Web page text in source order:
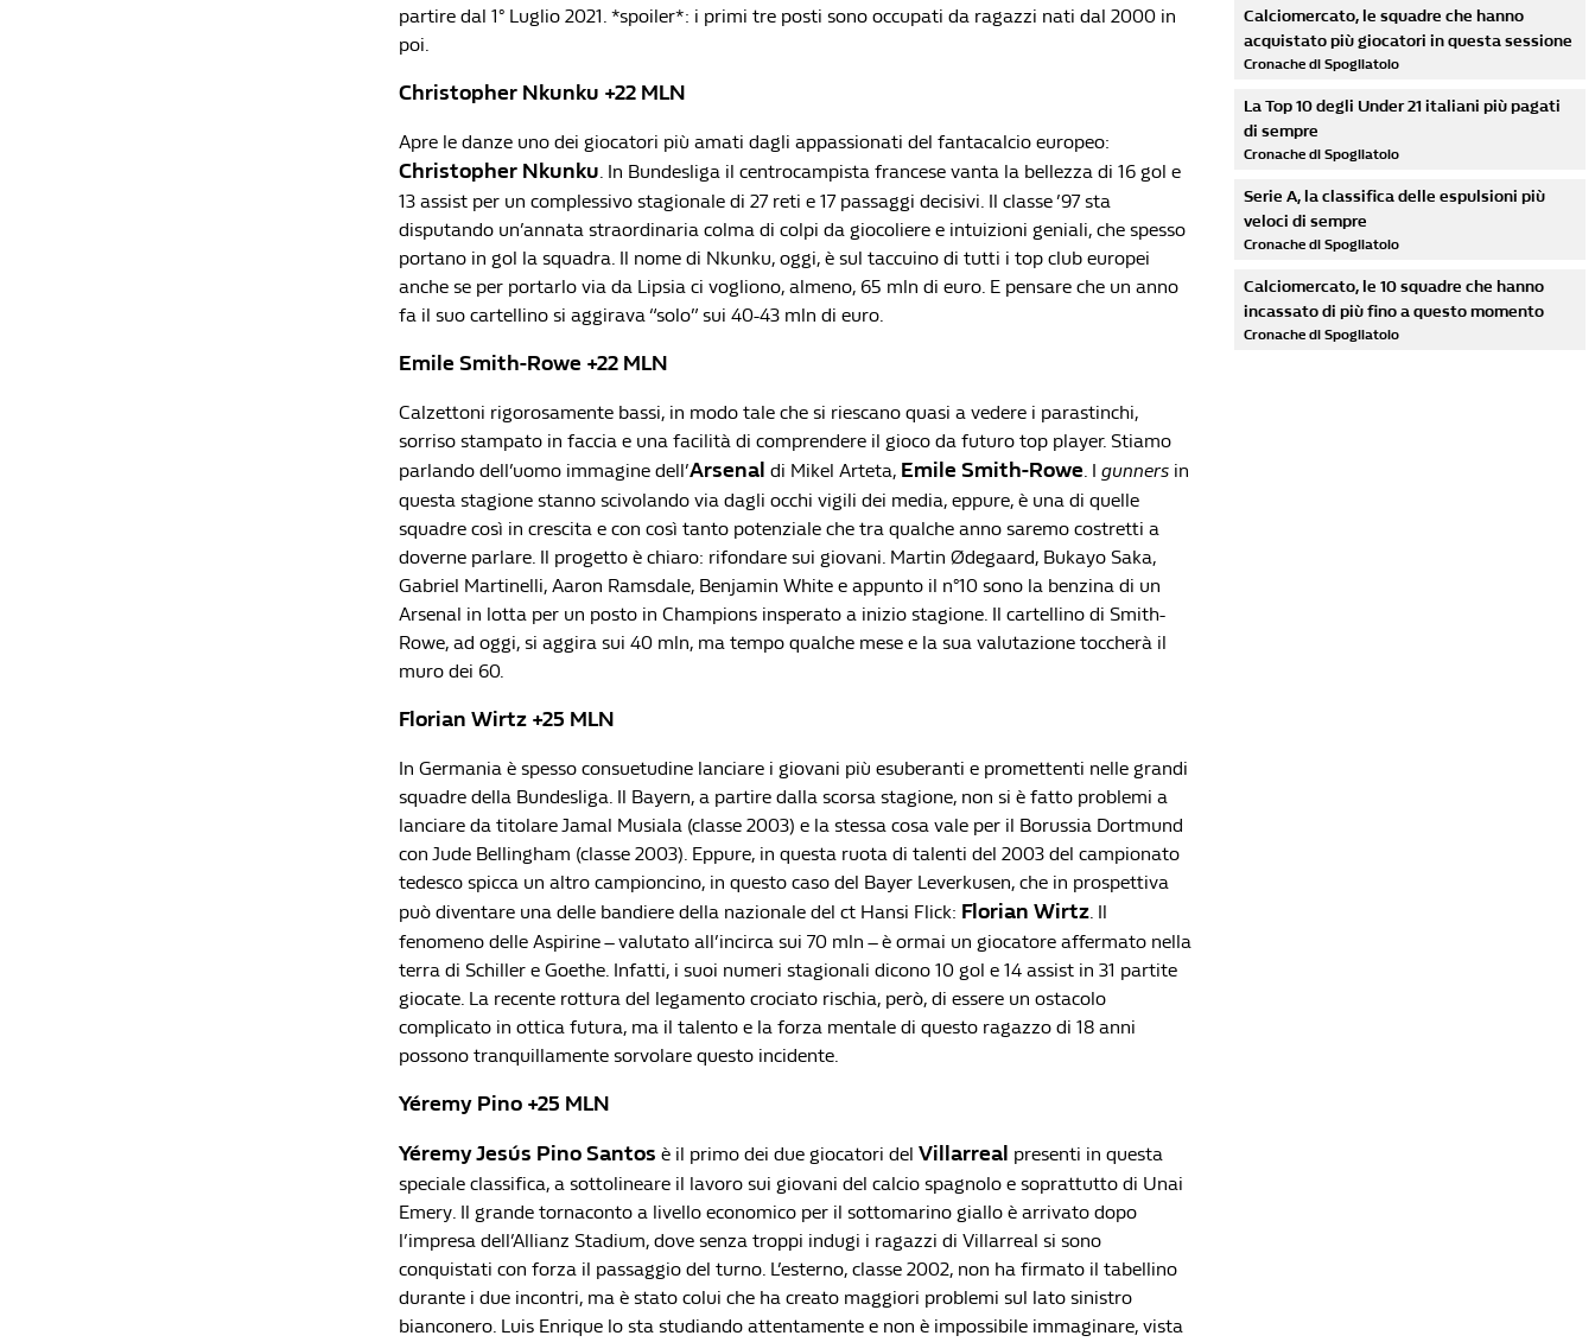
partire dal 1° Luglio 2021. *spoiler*: i primi tre posti sono occupati da ragazzi nati dal 2000 in
poi.
Christopher Nkunku +22 MLN
Apre le danze uno dei giocatori più amati dagli appassionati del fantacalcio europeo:
Christopher Nkunku. In Bundesliga il centrocampista francese vanta la bellezza di 16 gol e
13 assist per un complessivo stagionale di 27 reti e 17 passaggi decisivi. Il classe ’97 sta
disputando un’annata straordinaria colma di colpi da giocoliere e intuizioni geniali, che spesso
portano in gol la squadra. Il nome di Nkunku, oggi, è sul taccuino di tutti i top club europei
anche se per portarlo via da Lipsia ci vogliono, almeno, 65 mln di euro. E pensare che un anno
fa il suo cartellino si aggirava “solo” sui 40-43 mln di euro.
Emile Smith-Rowe +22 MLN
Calzettoni rigorosamente bassi, in modo tale che si riescano quasi a vedere i parastinchi,
sorriso stampato in faccia e una facilità di comprendere il gioco da futuro top player. Stiamo
parlando dell’uomo immagine dell’Arsenal di Mikel Arteta, Emile Smith-Rowe. I gunners in
questa stagione stanno scivolando via dagli occhi vigili dei media, eppure, è una di quelle
squadre così in crescita e con così tanto potenziale che tra qualche anno saremo costretti a
doverne parlare. Il progetto è chiaro: rifondare sui giovani. Martin Ødegaard, Bukayo Saka,
Gabriel Martinelli, Aaron Ramsdale, Benjamin White e appunto il n°10 sono la benzina di un
Arsenal in lotta per un posto in Champions insperato a inizio stagione. Il cartellino di Smith-
Rowe, ad oggi, si aggira sui 40 mln, ma tempo qualche mese e la sua valutazione toccherà il
muro dei 60.
Florian Wirtz +25 MLN
In Germania è spesso consuetudine lanciare i giovani più esuberanti e promettenti nelle grandi
squadre della Bundesliga. Il Bayern, a partire dalla scorsa stagione, non si è fatto problemi a
lanciare da titolare Jamal Musiala (classe 2003) e la stessa cosa vale per il Borussia Dortmund
con Jude Bellingham (classe 2003). Eppure, in questa ruota di talenti del 2003 del campionato
tedesco spicca un altro campioncino, in questo caso del Bayer Leverkusen, che in prospettiva
può diventare una delle bandiere della nazionale del ct Hansi Flick: Florian Wirtz. Il
fenomeno delle Aspirine – valutato all’incirca sui 70 mln – è ormai un giocatore affermato nella
terra di Schiller e Goethe. Infatti, i suoi numeri stagionali dicono 10 gol e 14 assist in 31 partite
giocate. La recente rottura del legamento crociato rischia, però, di essere un ostacolo
complicato in ottica futura, ma il talento e la forza mentale di questo ragazzo di 18 anni
possono tranquillamente sorvolare questo incidente.
Yéremy Pino +25 MLN
Yéremy Jesús Pino Santos è il primo dei due giocatori del Villarreal presenti in questa
speciale classifica, a sottolineare il lavoro sui giovani del calcio spagnolo e soprattutto di Unai
Emery. Il grande tornaconto a livello economico per il sottomarino giallo è arrivato dopo
l’impresa dell’Allianz Stadium, dove senza troppi indugi i ragazzi di Villarreal si sono
conquistati con forza il passaggio del turno. L’esterno, classe 2002, non ha firmato il tabellino
durante i due incontri, ma è stato colui che ha creato maggiori problemi sul lato sinistro
bianconero. Luis Enrique lo sta studiando attentamente e non è impossibile immaginare, vista
Calciomercato, le squadre che hanno
acquistato più giocatori in questa sessione
Cronache di Spogliatoio
La Top 10 degli Under 21 italiani più pagati
di sempre
Cronache di Spogliatoio
Serie A, la classifica delle espulsioni più
veloci di sempre
Cronache di Spogliatoio
Calciomercato, le 10 squadre che hanno
incassato di più fino a questo momento
Cronache di Spogliatoio